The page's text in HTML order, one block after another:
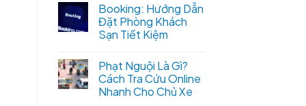
Booking: Hướng Dẫn
Đặt Phòng Khách
Sạn Tiết Kiệm
Phạt Nguội Là Gì?
Cách Tra Cứu Online
Nhanh Cho Chủ Xe